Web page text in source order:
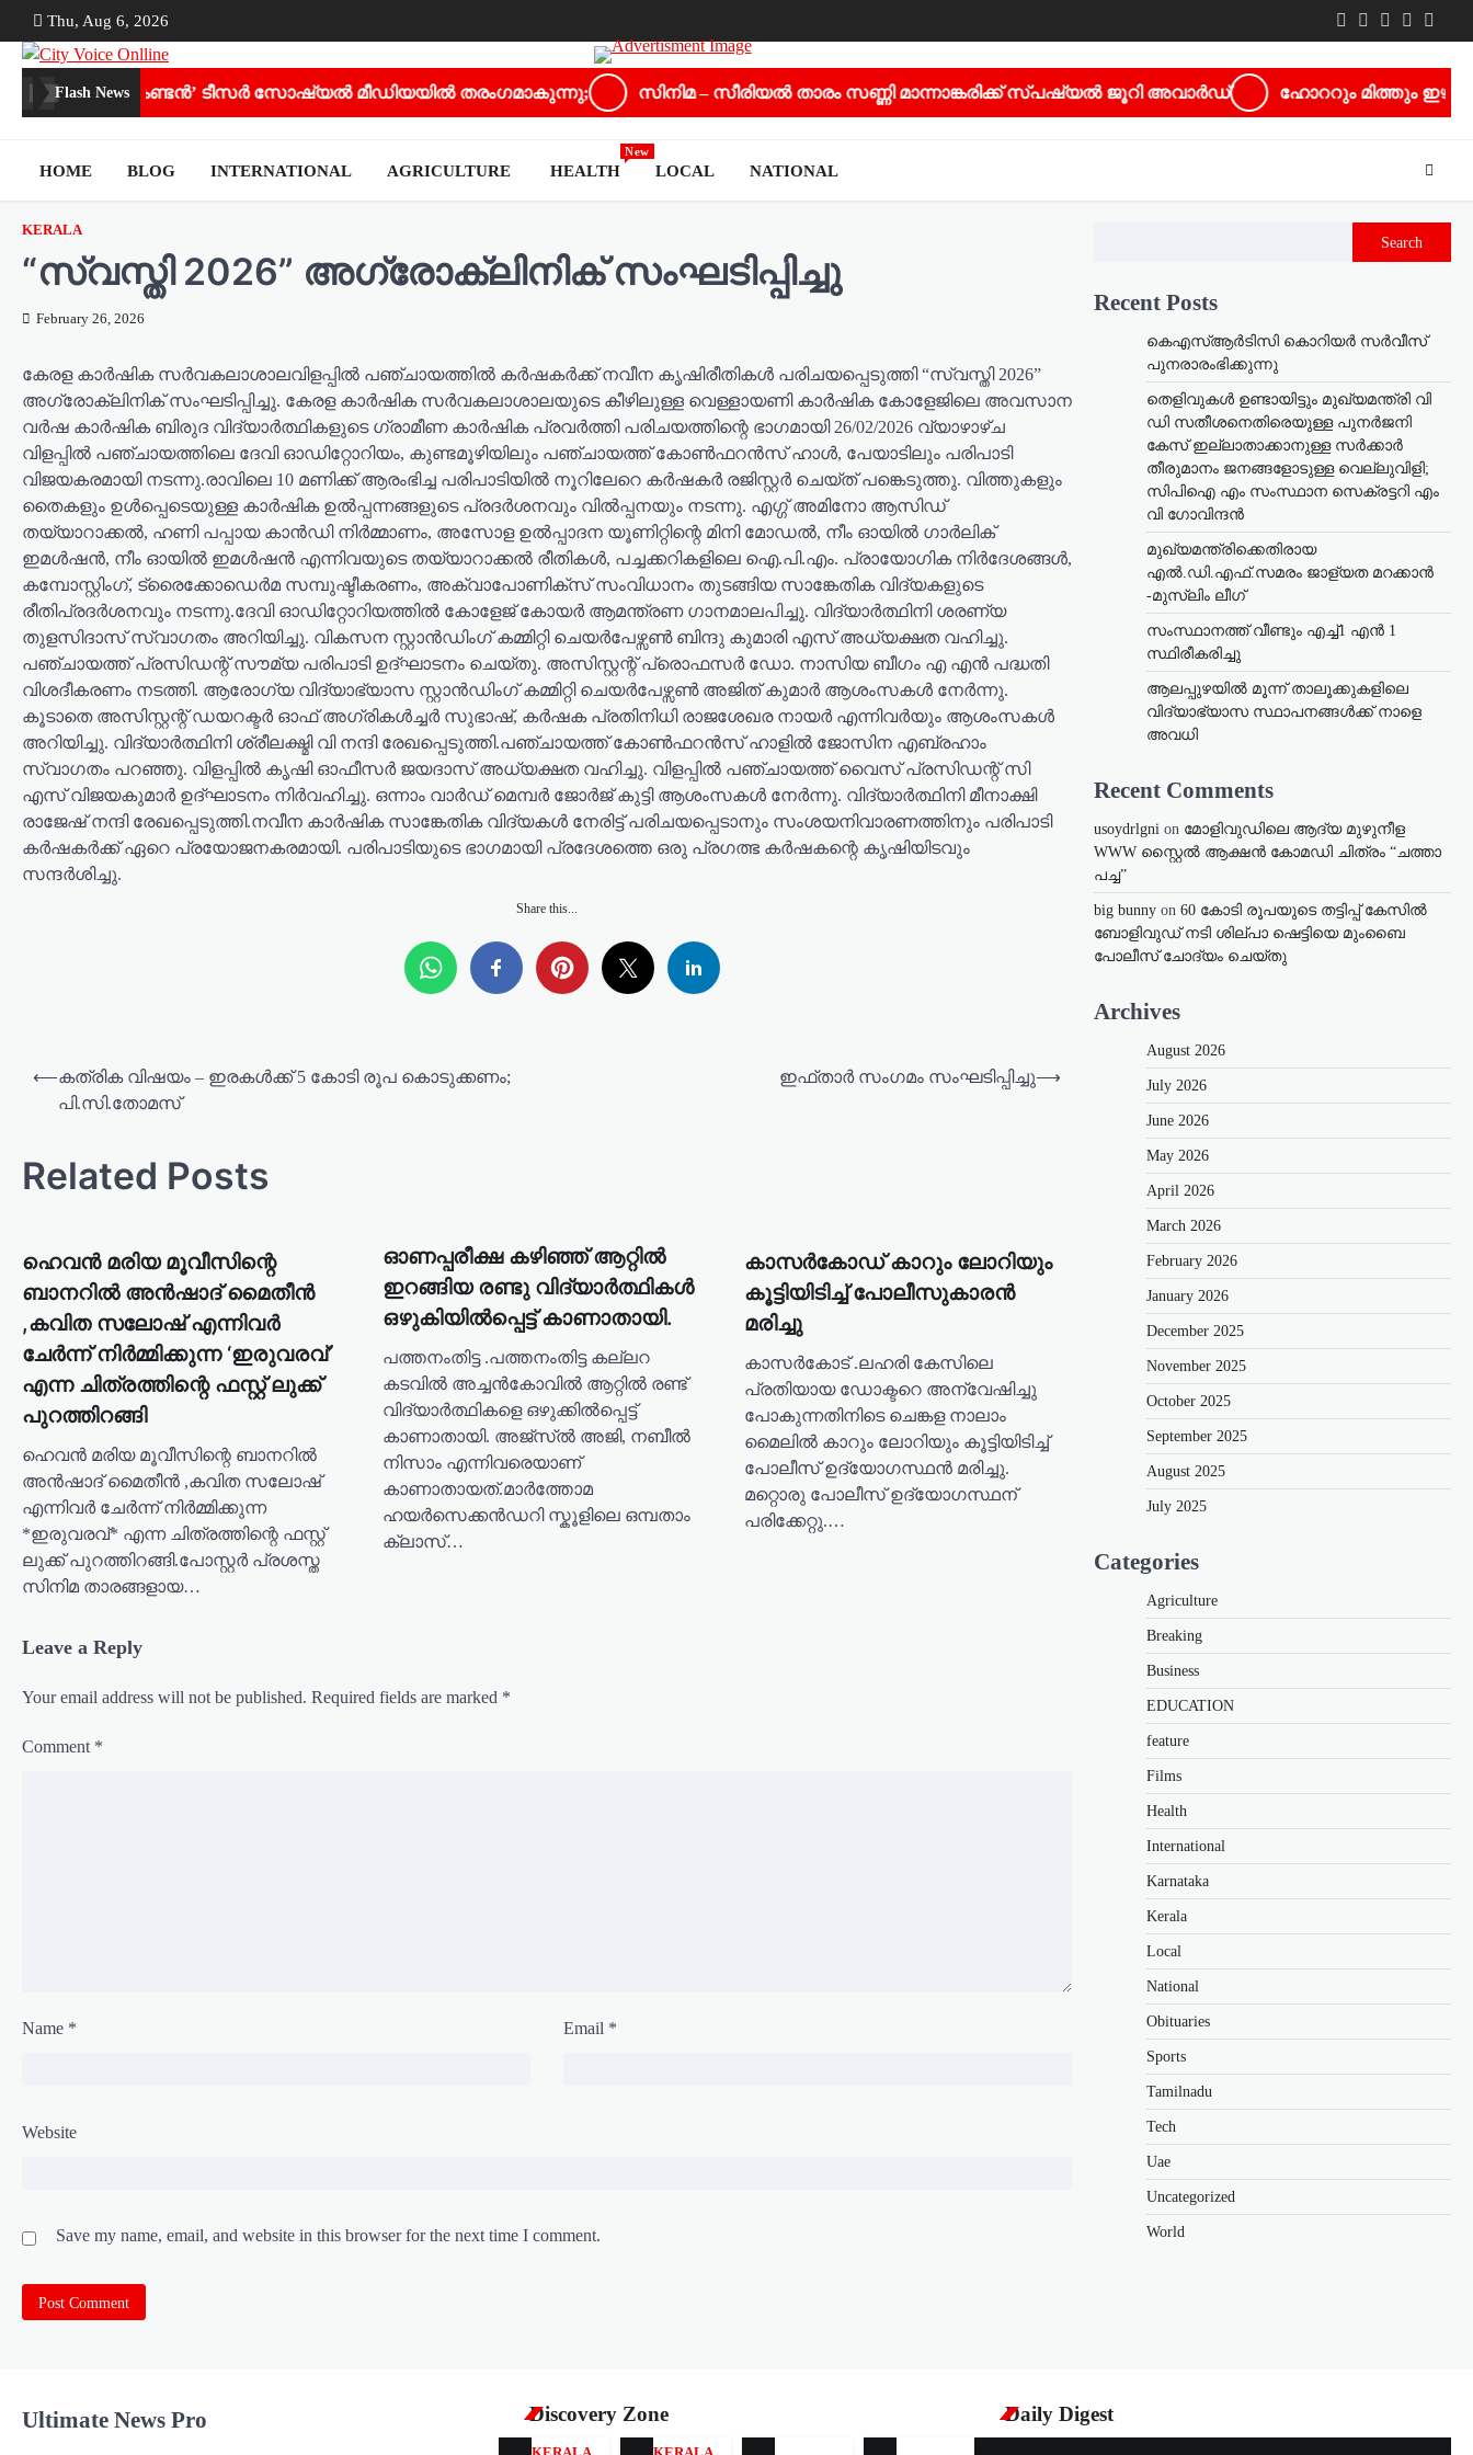
to
content
Thu, Aug 6, 2026
Twitter
Facebook
LinkedIn
Instagram
Flash News
‘കണ്ടൻ’ ടീസർ സോഷ്യൽ മീഡിയയിൽ തരംഗമാകുന്നു; സിനിമ – സീരിയൽ താരം സണ്ണി മാന്നാങ്കരിക്ക് സ്പഷ്യൽ ജൂറി അവാർഡ് ഹോററും മിത്തും ഇഴചേർന്ന
HOME BLOG INTERNATIONAL AGRICULTURE HEALTH
New
LOCAL NATIONAL
KERALA
“സ്വസ്തി 2026” അഗ്രോക്ലിനിക് സംഘടിപ്പിച്ചു
February 26, 2026
കേരള കാർഷിക സർവകലാശാലവിളപ്പിൽ പഞ്ചായത്തിൽ കർഷകർക്ക് നവീന കൃഷിരീതികൾ പരിചയപ്പെടുത്തി “സ്വസ്തി 2026”
അഗ്രോക്ലിനിക് സംഘടിപ്പിച്ചു. കേരള കാർഷിക സർവകലാശാലയുടെ കീഴിലുള്ള വെള്ളായണി കാർഷിക കോളേജിലെ അവസാന
വർഷ കാർഷിക ബിരുദ വിദ്യാർത്ഥികളുടെ ഗ്രാമീണ കാർഷിക പ്രവർത്തി പരിചയത്തിന്റെ ഭാഗമായി 26/02/2026 വ്യാഴാഴ്ച
വിളപ്പിൽ പഞ്ചായത്തിലെ ദേവി ഓഡിറ്റോറിയം, കുണ്ടമൂഴിയിലും പഞ്ചായത്ത് കോൺഫറൻസ് ഹാൾ, പേയാടിലും പരിപാടി
വിജയകരമായി നടന്നു.രാവിലെ 10 മണിക്ക് ആരംഭിച്ച പരിപാടിയിൽ നൂറിലേറെ കർഷകർ രജിസ്റ്റർ ചെയ്ത് പങ്കെടുത്തു. വിത്തുകളും
തൈകളും ഉൾപ്പെടെയുള്ള കാർഷിക ഉൽപ്പന്നങ്ങളുടെ പ്രദർശനവും വിൽപ്പനയും നടന്നു. എഗ്ഗ് അമിനോ ആസിഡ്
തയ്യാറാക്കൽ, ഹണി പപ്പായ കാൻഡി നിർമ്മാണം, അസോള ഉൽപ്പാദന യൂണിറ്റിന്റെ മിനി മോഡൽ, നീം ഓയിൽ ഗാർലിക്
ഇമൾഷൻ, നീം ഓയിൽ ഇമൾഷൻ എന്നിവയുടെ തയ്യാറാക്കൽ രീതികൾ, പച്ചക്കറികളിലെ ഐ.പി.എം. പ്രായോഗിക നിർദേശങ്ങൾ,
കമ്പോസ്റ്റിംഗ്, ട്രൈക്കോഡെർമ സമ്പുഷ്ടീകരണം, അക്വാപോണിക്സ് സംവിധാനം തുടങ്ങിയ സാങ്കേതിക വിദ്യകളുടെ
രീതിപ്രദർശനവും നടന്നു.ദേവി ഓഡിറ്റോറിയത്തിൽ കോളേജ് കോയർ ആമന്ത്രണ ഗാനമാലപിച്ചു. വിദ്യാർത്ഥിനി ശരണ്യ
തുളസിദാസ് സ്വാഗതം അറിയിച്ചു. വികസന സ്റ്റാൻഡിംഗ് കമ്മിറ്റി ചെയർപേഴ്സൺ ബിന്ദു കുമാരി എസ് അധ്യക്ഷത വഹിച്ചു.
പഞ്ചായത്ത് പ്രസിഡന്റ് സൗമ്യ പരിപാടി ഉദ്ഘാടനം ചെയ്തു. അസിസ്റ്റന്റ് പ്രൊഫസർ ഡോ. നാസിയ ബീഗം എ എൻ പദ്ധതി
വിശദീകരണം നടത്തി. ആരോഗ്യ വിദ്യാഭ്യാസ സ്റ്റാൻഡിംഗ് കമ്മിറ്റി ചെയർപേഴ്സൺ അജിത് കുമാർ ആശംസകൾ നേർന്നു.
കൂടാതെ അസിസ്റ്റന്റ് ഡയറക്ടർ ഓഫ് അഗ്രികൾച്ചർ സുഭാഷ്, കർഷക പ്രതിനിധി രാജശേഖര നായർ എന്നിവർയും ആശംസകൾ
അറിയിച്ചു. വിദ്യാർത്ഥിനി ശ്രീലക്ഷ്മി വി നന്ദി രേഖപ്പെടുത്തി.പഞ്ചായത്ത് കോൺഫറൻസ് ഹാളിൽ ജോസിന എബ്രഹാം
സ്വാഗതം പറഞ്ഞു. വിളപ്പിൽ കൃഷി ഓഫീസർ ജയദാസ് അധ്യക്ഷത വഹിച്ചു. വിളപ്പിൽ പഞ്ചായത്ത് വൈസ് പ്രസിഡന്റ് സി
എസ് വിജയകുമാർ ഉദ്ഘാടനം നിർവഹിച്ചു. ഒന്നാം വാർഡ് മെമ്പർ ജോർജ് കുട്ടി ആശംസകൾ നേർന്നു. വിദ്യാർത്ഥിനി മീനാക്ഷി
രാജേഷ് നന്ദി രേഖപ്പെടുത്തി.നവീന കാർഷിക സാങ്കേതിക വിദ്യകൾ നേരിട്ട് പരിചയപ്പെടാനും സംശയനിവാരണത്തിനും പരിപാടി
കർഷകർക്ക് ഏറെ പ്രയോജനകരമായി. പരിപാടിയുടെ ഭാഗമായി പ്രദേശത്തെ ഒരു പ്രഗത്ഭ കർഷകന്റെ കൃഷിയിടവും
സന്ദർശിച്ചു.
Share this...
t
v
i
g
t
o
n
⟵കത്രിക വിഷയം – ഇരകൾക്ക് 5 കോടി രൂപ കൊടുക്കണം;
പി.സി.തോമസ്
ഇഫ്താർ സംഗമം സംഘടിപ്പിച്ചു⟶
Related Posts
ഹെവൻ മരിയ മൂവീസിന്റെ
ബാനറിൽ അൻഷാദ് മൈതീൻ
,കവിത സലോഷ് എന്നിവർ
ചേർന്ന് നിർമ്മിക്കുന്ന ‘ഇരുവരവ്’
എന്ന ചിത്രത്തിന്റെ ഫസ്റ്റ് ലുക്ക്
പുറത്തിറങ്ങി
ഹെവൻ മരിയ മൂവീസിന്റെ ബാനറിൽ
അൻഷാദ് മൈതീൻ ,കവിത സലോഷ്
എന്നിവർ ചേർന്ന് നിർമ്മിക്കുന്ന
*ഇരുവരവ്* എന്ന ചിത്രത്തിന്റെ ഫസ്റ്റ്
ലുക്ക് പുറത്തിറങ്ങി.പോസ്റ്റർ പ്രശസ്ത
സിനിമ താരങ്ങളായ…
ഓണപ്പരീക്ഷ കഴിഞ്ഞ് ആറ്റിൽ
ഇറങ്ങിയ രണ്ടു വിദ്യാർത്ഥികൾ
ഒഴുകിയിൽപ്പെട്ട് കാണാതായി.
പത്തനംതിട്ട .പത്തനംതിട്ട കല്ലറ
കടവിൽ അച്ചൻകോവിൽ ആറ്റിൽ രണ്ട്
വിദ്യാർത്ഥികളെ ഒഴുക്കിൽപ്പെട്ട്
കാണാതായി. അജ്‌സ്ൽ അജി, നബീൽ
നിസാം എന്നിവരെയാണ്
കാണാതായത്.മാർത്തോമ
ഹയർസെക്കൻഡറി സ്കൂളിലെ ഒമ്പതാം
ക്ലാസ്…
കാസർകോഡ് കാറും ലോറിയും
കൂട്ടിയിടിച്ച് പോലീസുകാരൻ
മരിച്ചു
കാസർകോട് .ലഹരി കേസിലെ
പ്രതിയായ ഡോക്ടറെ അന്വേഷിച്ചു
പോകുന്നതിനിടെ ചെങ്കള നാലാം
മൈലിൽ കാറും ലോറിയും കൂട്ടിയിടിച്ച്
പോലീസ് ഉദ്യോഗസ്ഥൻ മരിച്ചു.
മറ്റൊരു പോലീസ് ഉദ്യോഗസ്ഥന്
പരിക്കേറ്റു.…
Leave a Reply
Your email address will not be published. Required fields are marked *
Comment *
Name * Email *
Website
Save my name, email, and website in this browser for the next time I comment.
Search
Recent Posts
കെഎസ്ആർടിസി കൊറിയർ സര്‍വീസ്
പുനരാരംഭിക്കുന്നു
തെളിവുകൾ ഉണ്ടായിട്ടും മുഖ്യമന്ത്രി വി
ഡി സതീശനെതിരെയുള്ള പുനർജനി
കേസ് ഇല്ലാതാക്കാനുള്ള സർക്കാർ
തീരുമാനം ജനങ്ങളോടുള്ള വെല്ലുവിളി;
സിപിഐ എം സംസ്ഥാന സെക്രട്ടറി എം
വി ഗോവിന്ദൻ
മുഖ്യമന്ത്രിക്കെതിരായ
എൽ.ഡി.എഫ്.സമരം ജാള്യത മറക്കാൻ
-മുസ്‌ലിം ലീഗ്
സംസ്ഥാനത്ത് വീണ്ടും എച്ച്1 എന്‍ 1
സ്ഥിരീകരിച്ചു
ആലപ്പുഴയിൽ മൂന്ന് താലൂക്കുകളിലെ
വിദ്യാഭ്യാസ സ്ഥാപനങ്ങൾക്ക് നാളെ
അവധി
Recent Comments
usoydrlgni on മോളിവുഡിലെ ആദ്യ മുഴുനീള
WWW സ്റ്റൈൽ ആക്ഷൻ കോമഡി ചിത്രം “ചത്താ
പച്ച”
big bunny on 60 കോടി രൂപയുടെ തട്ടിപ്പ് കേസിൽ
ബോളിവുഡ് നടി ശില്പാ ഷെട്ടിയെ മുംബൈ
പോലീസ് ചോദ്യം ചെയ്തു
Archives
August 2026
July 2026
June 2026
May 2026
April 2026
March 2026
February 2026
January 2026
December 2025
November 2025
October 2025
September 2025
August 2025
July 2025
Categories
Agriculture
Breaking
Business
EDUCATION
feature
Films
Health
International
Karnataka
Kerala
Local
National
Obituaries
Sports
Tamilnadu
Tech
Uae
Uncategorized
World
Ultimate News Pro Discovery Zone Daily Digest